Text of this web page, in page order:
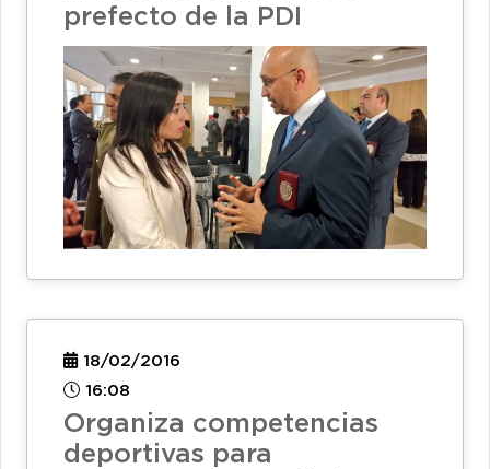
prefecto de la PDI
18/02/2016
16:08
Organiza competencias
deportivas para